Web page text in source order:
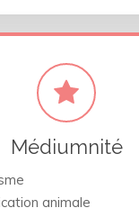
Médiumnité
animale